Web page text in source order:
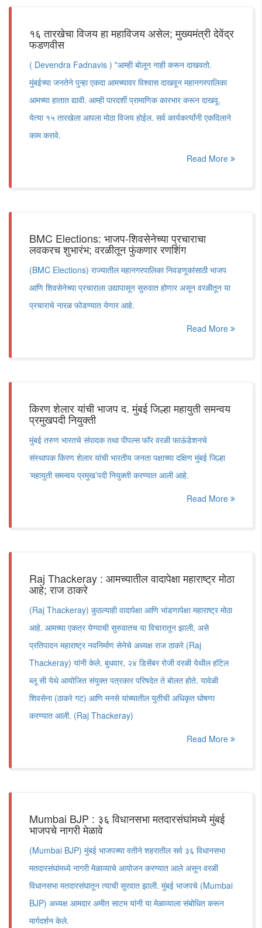
१६ तारखेचा विजय हा महाविजय असेल; मुख्यमंत्री देवेंद्र
फडणवीस
( Devendra Fadnavis ) "आम्ही बोलून नाही करून दाखवतो.
मुंबईच्या जनतेने पुन्हा एकदा आमच्यावर विश्वास दाखवून महानगरपालिका
आमच्या हातात द्यावी. आम्ही पारदर्शी प्रामाणिक कारभार करून दाखवू.
येत्या १५ तारखेला आपला मोठा विजय होईल. सर्व कार्यकर्त्यांनी एकदिलाने
काम करावे.
Read More
BMC Elections: भाजप-शिवसेनेच्या प्रचाराचा
लवकरच शुभारंभ; वरळीतून फुंकणार रणशिंग
(BMC Elections) राज्यातील महानगरपालिका निवडणूकांसाठी भाजप
आणि शिवसेनेच्या प्रचाराला उद्यापासून सुरुवात होणार असून वरळीतून या
प्रचाराचे नारळ फोडण्यात येणार आहे.
Read More
किरण शेलार यांची भाजप द. मुंबई जिल्हा महायुती समन्वय
प्रमुखपदी नियुक्ती
मुंबई तरुण भारतचे संपादक तथा पीपल्स फॉर वरळी फाऊंडेशनचे
संस्थापक किरण शेलार यांची भारतीय जनता पक्षाच्या दक्षिण मुंबई जिल्हा
‘महायुती समन्वय प्रमुख’पदी नियुक्ती करण्यात आली आहे.
Read More
Raj Thackeray : आमच्यातील वादापेक्षा महाराष्ट्र मोठा
आहे; राज ठाकरे
(Raj Thackeray) कुठल्याही वादापेक्षा आणि भांडणापेक्षा महाराष्ट्र मोठा
आहे. आमच्या एकत्र येण्याची सुरुवातच या विचारातून झाली, असे
प्रतिपादन महाराष्ट्र नवनिर्माण सेनेचे अध्यक्ष राज ठाकरे (Raj
Thackeray) यांनी केले. बुधवार, २४ डिसेंबर रोजी वरळी येथील हॉटेल
ब्लू सी येथे आयोजित संयुक्त पत्रकार परिषदेत ते बोलत होते. यावेळी
शिवसेना (ठाकरे गट) आणि मनसे यांच्यातील युतीची अधिकृत घोषणा
करण्यात आली. (Raj Thackeray)
Read More
Mumbai BJP : ३६ विधानसभा मतदारसंघांमध्ये मुंबई
भाजपचे नागरी मेळावे
(Mumbai BJP) मुंबई भाजपच्या वतीने शहरातील सर्व ३६ विधानसभा
मतदारसंघांमध्ये नागरी मेळाव्याचे आयोजन करण्यात आले असून वरळी
विधानसभा मतदारसंघातून त्याची सुरवात झाली. मुंबई भाजपचे (Mumbai
BJP) अध्यक्ष आमदार अमीत साटम यांनी या मेळाव्याला संबोधित करून
मार्गदर्शन केले.